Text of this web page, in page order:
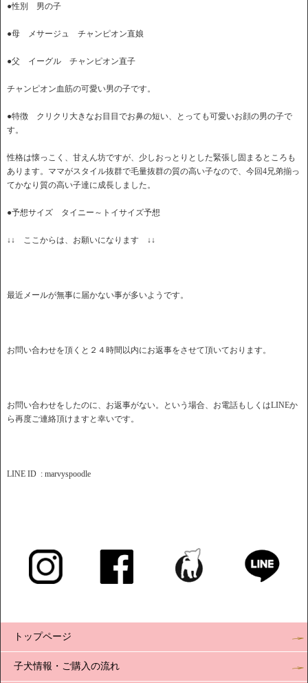
●性別 男の子
●母 メサージュ チャンピオン直娘
●父 イーグル チャンピオン直子
チャンピオン血筋の可愛い男の子です。
●特徴 クリクリ大きなお目目でお鼻の短い、とっても可愛いお顔の男の子で
す。
性格は懐っこく、甘えん坊ですが、少しおっとりとした緊張し固まるところも
あります。ママがスタイル抜群で毛量抜群の質の高い子なので、今回4兄弟揃っ
てかなり質の高い子達に成長しました。
●予想サイズ タイニー～トイサイズ予想
↓↓ ここからは、お願いになります ↓↓
最近メールが無事に届かない事が多いようです。
お問い合わせを頂くと２４時間以内にお返事をさせて頂いております。
お問い合わせをしたのに、お返事がない。という場合、お電話もしくはLINEか
ら再度ご連絡頂けますと幸いです。
LINE ID : marvyspoodle
トップページ
子犬情報・ご購入の流れ